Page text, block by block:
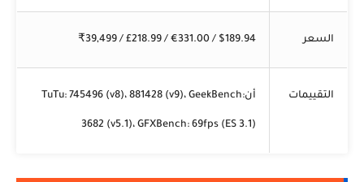
السعر $189.94 / €331.00 / £218.99 / ₹39,499
التقييمات أنTuTu: 745496 (v8)، 881428 (v9)، GeekBench:
3682 (v5.1)، GFXBench: 69fps (ES 3.1)